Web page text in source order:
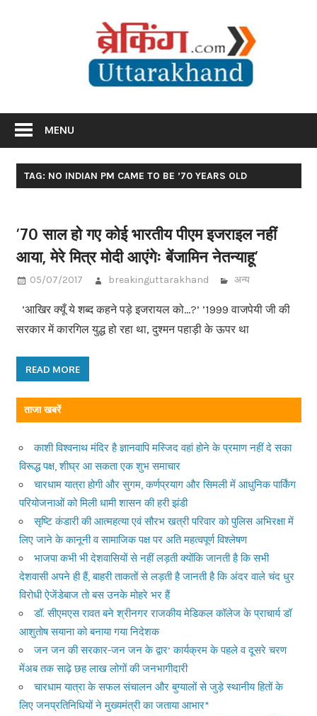
MENU
TAG: NO INDIAN PM CAME TO BE ’70 YEARS OLD
’70 साल हो गए कोई भारतीय पीएम इजराइल नहीं
आया, मेरे मित्र मोदी आएंगेः बेंजामिन नेतन्याहू’
05/07/2017 breakinguttarakhand अन्य
’आखिर क्यूँ ये शब्द कहने पड़े इजरायल को…?’ ’1999 वाजपेयी जी की
सरकार में कारगिल युद्ध हो रहा था, दुश्मन पहाड़ी के ऊपर था
READ MORE
ताजा खबरें
काशी विश्वनाथ मंदिर है ज्ञानवापि मस्जिद वहां होने के प्रमाण नहीं दे सका
विरूद्ध पक्ष, शीघ्र आ सकता एक शुभ समाचार
चारधाम यात्रा होगी और सुगम, कर्णप्रयाग और सिमली में आधुनिक पार्किंग
परियोजनाओं को मिली धामी शासन की हरी झंडी
सृष्टि कंडारी की आत्महत्या एवं सौरभ खत्री परिवार को पुलिस अभिरक्षा में
लिए जाने के कानूनी व सामाजिक पक्ष पर अति महत्वपूर्ण विश्लेषण
भाजपा कभी भी देशवासियों से नहीं लड़ती क्योंकि जानती है कि सभी
देशवासी अपने ही हैं, बाहरी ताकतों से लड़ती है जानती है कि अंदर वाले चंद धुर
विरोधी ऐजेंडेबाज तो बस उनके मोहरे भर हैं
डॉ. सीएमएस रावत बने श्रीनगर राजकीय मेडिकल कॉलेज के प्राचार्य डॉ
आशुतोष सयाना को बनाया गया निदेशक
जन जन की सरकार-जन जन के द्वार’ कार्यक्रम के पहले व दूसरे चरण
मेंअब तक साढ़े छह लाख लोगों की जनभागीदारी
चारधाम यात्रा के सफल संचालन और बुग्यालों से जुड़े स्थानीय हितों के
लिए जनप्रतिनिधियों ने मुख्यमंत्री का जताया आभार*